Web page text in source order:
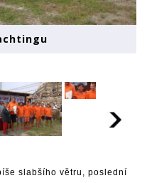
slabšího větru, poslední